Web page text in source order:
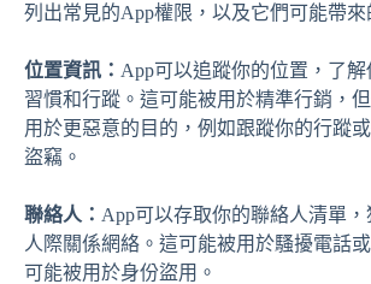
列出常見的App權限，以及它們可能帶來
位置資訊： App可以追蹤你的位置，了
習慣和行蹤。這可能被用於精準行銷，
用於更惡意的目的，例如跟蹤你的行蹤
盜竊。
聯絡人： App可以存取你的聯絡人清單，
人際關係網絡。這可能被用於騷擾電話
可能被用於身份盜用。